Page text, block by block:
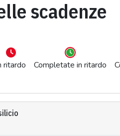
scadenze
ritardo Completate in ritardo